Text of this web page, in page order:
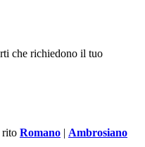
che richiedono il tuo
rito Romano | Ambrosiano